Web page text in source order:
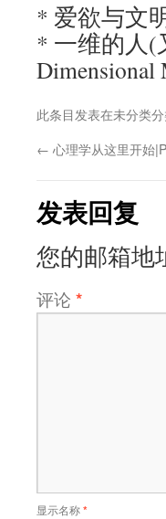
* 爱欲与文
* 一维的人(
Dimensional
此条目发表在未分类
← 心理学从这里开始
发表回复
您的邮箱地
评论 *
显示名称*